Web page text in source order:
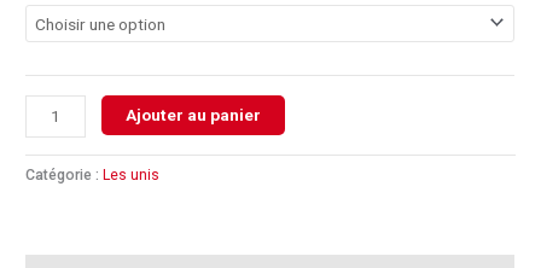
Ajouter au panier
Catégorie : Les unis